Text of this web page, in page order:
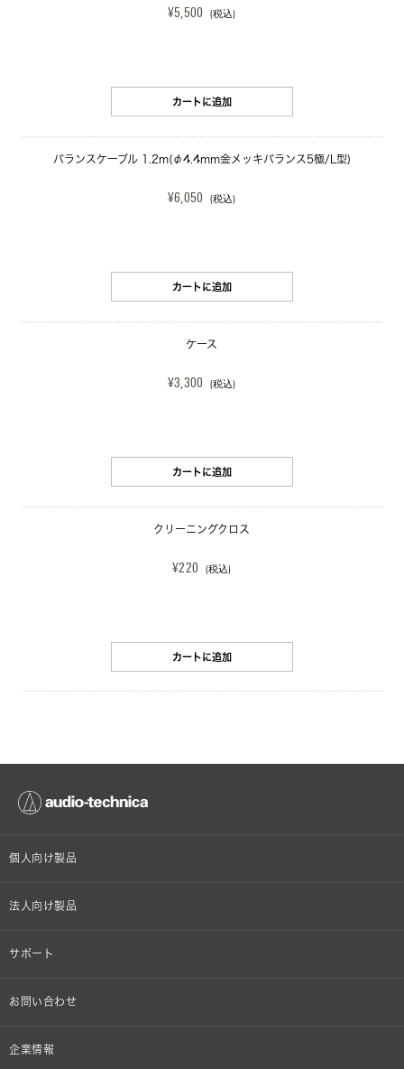
¥5,500 (税込)
カートに追加
バランスケーブル 1.2m(φ4.4mm金メッキバランス5極/L型)
¥6,050 (税込)
カートに追加
ケース
¥3,300 (税込)
カートに追加
クリーニングクロス
¥220 (税込)
カートに追加
個人向け製品
オンラインストア限定
法人向け製品
設備音響機器
サポート
個人向け製品サポート
お問い合わせ
その他、メディア 取材関連等のお問い合わせ
企業情報